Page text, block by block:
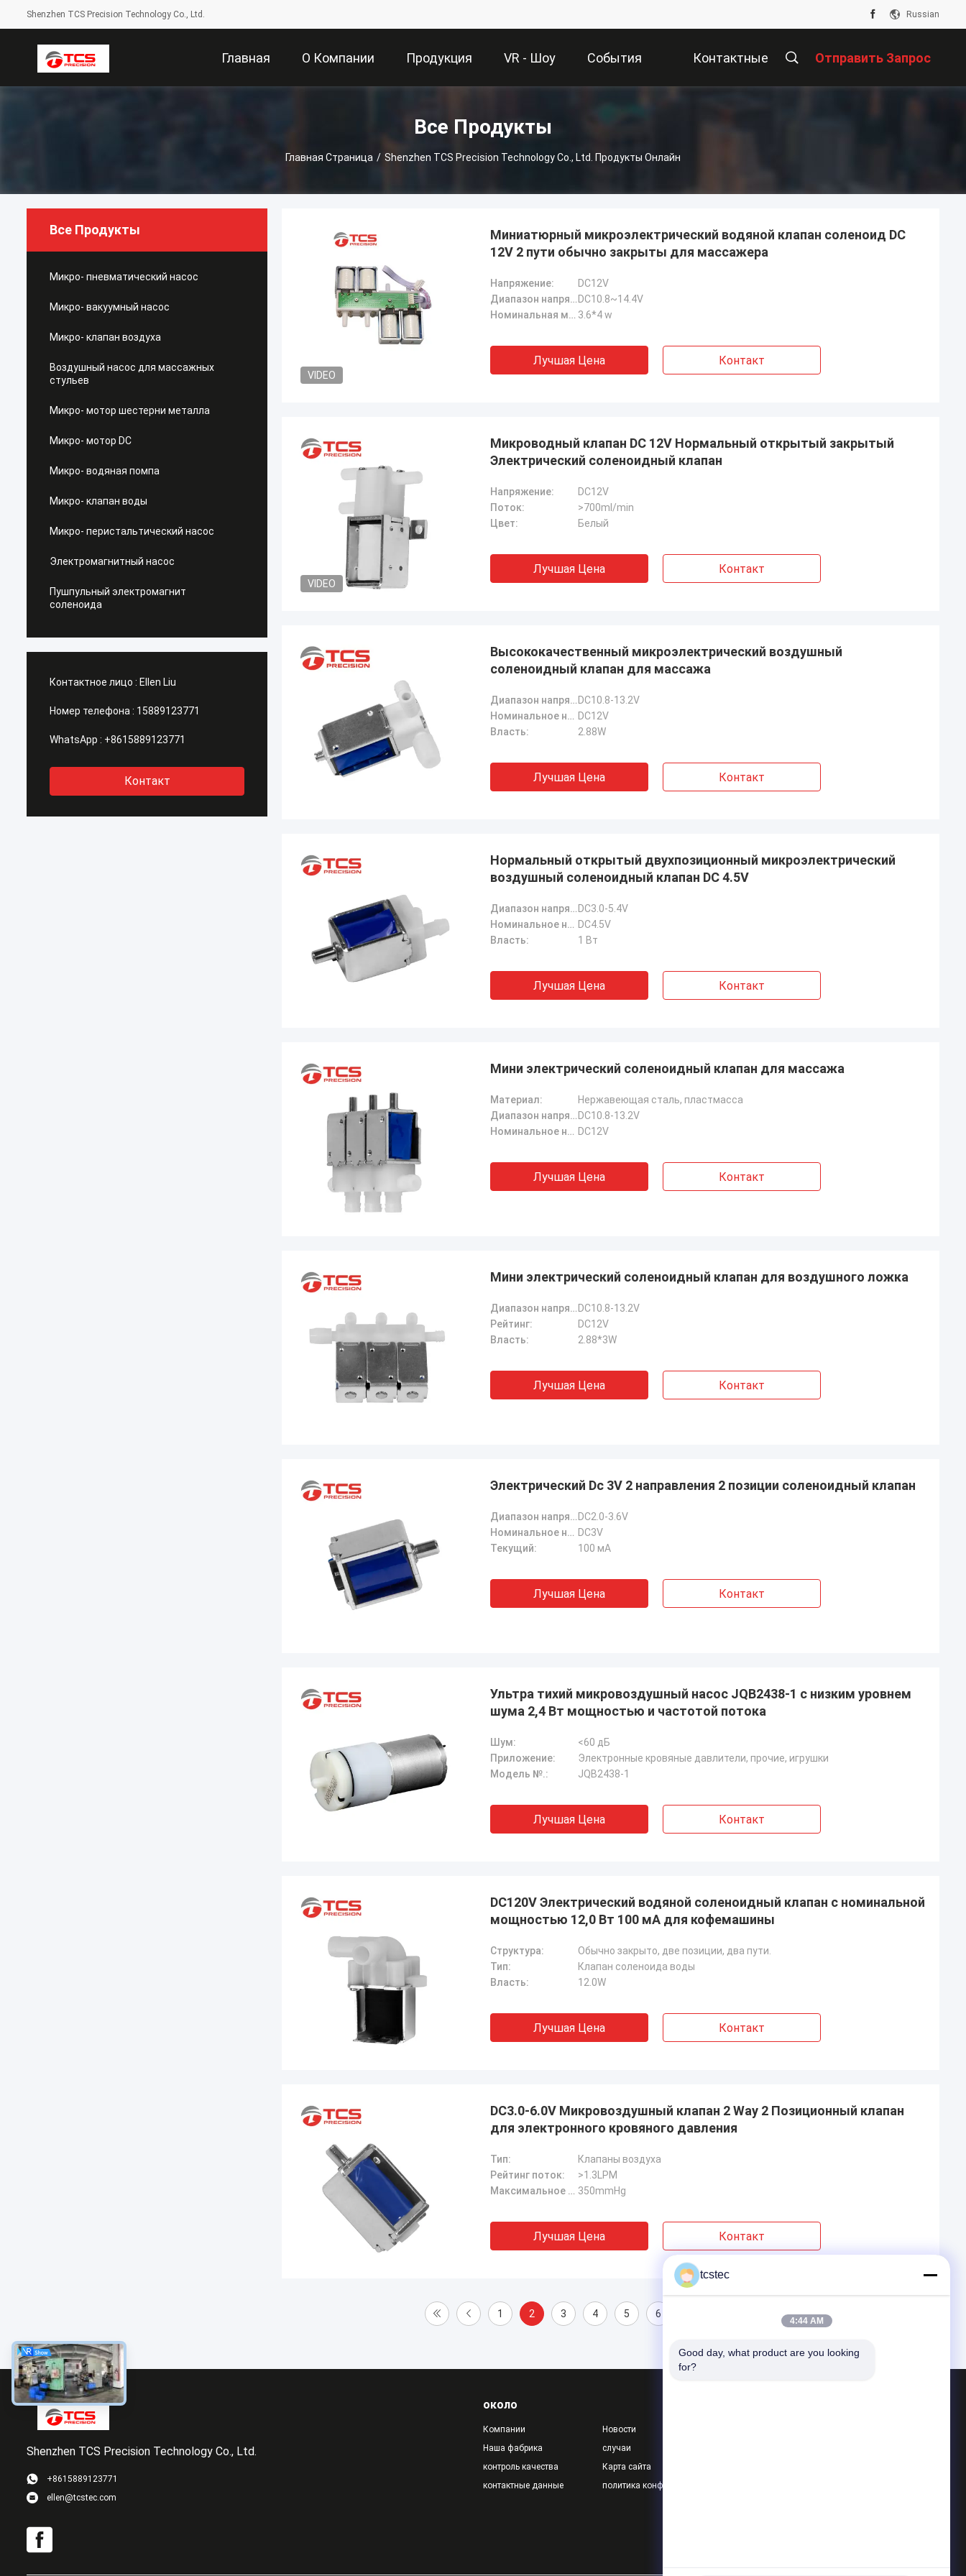
Shenzhen TCS Precision Technology Co., Ltd. Russian
Главная О Компании Продукция VR - Шоу События Контактные Отправить Запрос
Все Продукты
Главная Страница / Shenzhen TCS Precision Technology Co., Ltd. Продукты Онлайн
Все Продукты
Микро- пневматический насос
Микро- вакуумный насос
Микро- клапан воздуха
Воздушный насос для массажных
стульев
Микро- мотор шестерни металла
Микро- мотор DC
Микро- водяная помпа
Микро- клапан воды
Микро- перистальтический насос
Электромагнитный насос
Пушпульный электромагнит
соленоида
Контактное лицо : Ellen Liu
Номер телефона : 15889123771
WhatsApp : +8615889123771
Контакт
VIDEO
Миниатюрный микроэлектрический водяной клапан соленоид DC
12V 2 пути обычно закрыты для массажера
Напряжение:
DC12V
Диапазон напряжения: DC10.8~14.4V
Номинальная мощность: 3.6*4 w
Лучшая Цена Контакт
VIDEO
Микроводный клапан DC 12V Нормальный открытый закрытый
Электрический соленоидный клапан
Напряжение:
DC12V
Поток:
>700ml/min
Цвет:
Белый
Лучшая Цена Контакт
Высококачественный микроэлектрический воздушный
соленоидный клапан для массажа
Диапазон напряжения: DC10.8-13.2V
Номинальное напряжение: DC12V
Власть:
2.88W
Лучшая Цена Контакт
Нормальный открытый двухпозиционный микроэлектрический
воздушный соленоидный клапан DC 4.5V
Диапазон напряжения: DC3.0-5.4V
Номинальное напряжение: DC4.5V
Власть:
1 Вт
Лучшая Цена Контакт
Мини электрический соленоидный клапан для массажа
Материал:
Нержавеющая сталь, пластмасса
Диапазон напряжения: DC10.8-13.2V
Номинальное напряжение: DC12V
Лучшая Цена Контакт
Мини электрический соленоидный клапан для воздушного ложка
Диапазон напряжения: DC10.8-13.2V
Рейтинг:
DC12V
Власть:
2.88*3W
Лучшая Цена Контакт
Электрический Dc 3V 2 направления 2 позиции соленоидный клапан
Диапазон напряжения: DC2.0-3.6V
Номинальное напряжение: DC3V
Текущий:
100 мА
Лучшая Цена Контакт
Ультра тихий микровоздушный насос JQB2438-1 с низким уровнем
шума 2,4 Вт мощностью и частотой потока
Шум:
<60 дБ
Приложение:
Электронные кровяные давлители, прочие, игрушки
Модель №.:
JQB2438-1
Лучшая Цена Контакт
DC120V Электрический водяной соленоидный клапан с номинальной
мощностью 12,0 Вт 100 мА для кофемашины
Структура:
Обычно закрыто, две позиции, два пути.
Тип:
Клапан соленоида воды
Власть:
12.0W
Лучшая Цена Контакт
DC3.0-6.0V Микровоздушный клапан 2 Way 2 Позиционный клапан
для электронного кровяного давления
Тип:
Клапаны воздуха
Рейтинг поток:
>1.3LPM
Максимальное давление: 350mmHg
Лучшая Цена Контакт
1 2 3 4 5 6
Shenzhen TCS Precision Technology Co., Ltd.
+8615889123771
ellen@tcstec.com
около
Компании
Наша фабрика
контроль качества
контактные данные
Новости
случаи
Карта сайта
политика конфиденциальности
tcstec
4:44 AM
Good day, what product are you looking
for?